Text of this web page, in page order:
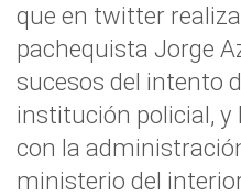
que en twitter
pachequista Jorge
sucesos del intento
institución policial,
con la
ministerio del